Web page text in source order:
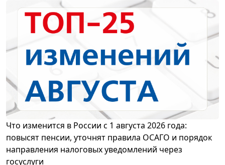
Что изменится в России с 1 августа 2026 года:
повысят пенсии, уточнят правила ОСАГО и порядок
направления налоговых уведомлений через
госуслуги